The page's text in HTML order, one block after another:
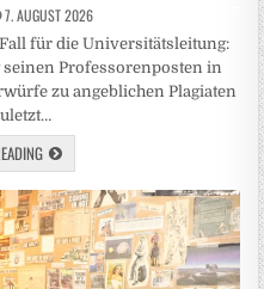
7. AUGUST 2026
für die Universitätsleitung:
Professorenposten in
zu angeblichen Plagiaten